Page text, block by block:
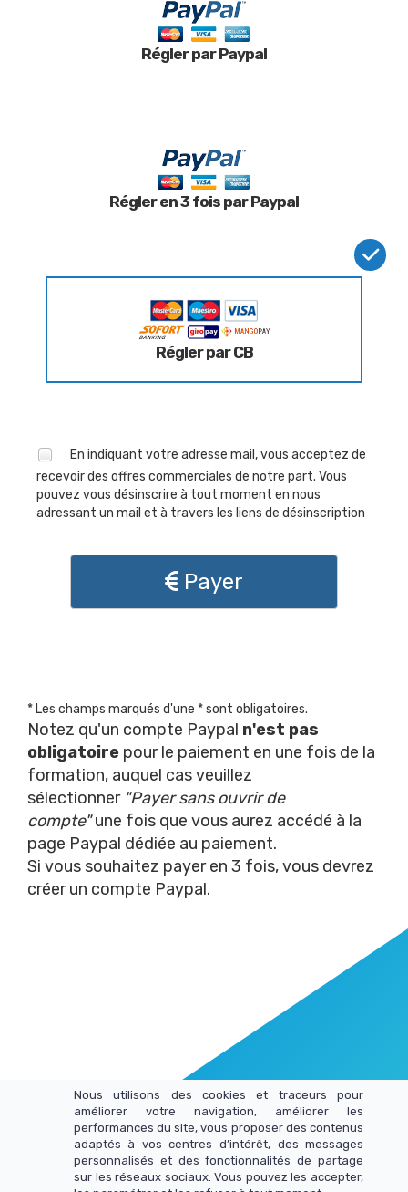
Régler par Paypal
Régler en 3 fois par Paypal
Régler par CB
En indiquant votre adresse mail, vous acceptez de
recevoir des offres commerciales de notre part. Vous
pouvez vous désinscrire à tout moment en nous
adressant un mail et à travers les liens de désinscription
Payer
* Les champs marqués d'une * sont obligatoires.
Notez qu'un compte Paypal n'est pas
obligatoire pour le paiement en une fois de la
formation, auquel cas veuillez
sélectionner "Payer sans ouvrir de
compte"une fois que vous aurez accédé à la
page Paypal dédiée au paiement.
Si vous souhaitez payer en 3 fois, vous devrez
créer un compte Paypal.
Nous utilisons des cookies et traceurs pour
améliorer votre navigation, améliorer les
performances du site, vous proposer des contenus
adaptés à vos centres d’intérêt, des messages
personnalisés et des fonctionnalités de partage
sur les réseaux sociaux. Vous pouvez les accepter,